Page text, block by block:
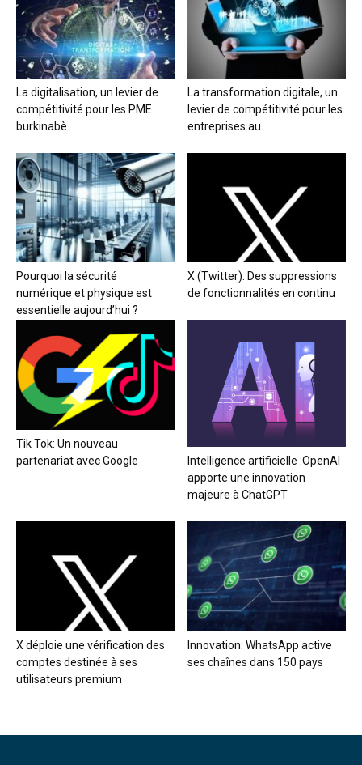
La digitalisation, un levier de
compétitivité pour les PME
burkinabè
La transformation digitale, un
levier de compétitivité pour les
entreprises au...
Pourquoi la sécurité
numérique et physique est
essentielle aujourd’hui ?
X (Twitter): Des suppressions
de fonctionnalités en continu
Tik Tok: Un nouveau
partenariat avec Google
Intelligence artificielle :OpenAI
apporte une innovation
majeure à ChatGPT
X déploie une vérification des
comptes destinée à ses
utilisateurs premium
Innovation: WhatsApp active
ses chaînes dans 150 pays